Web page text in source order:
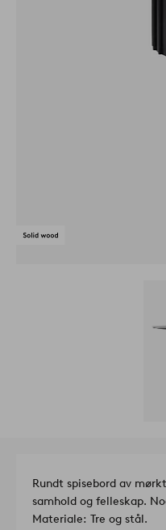
Rundt spisebord av
samhold og felleskap.
Materiale: Tre og stål.